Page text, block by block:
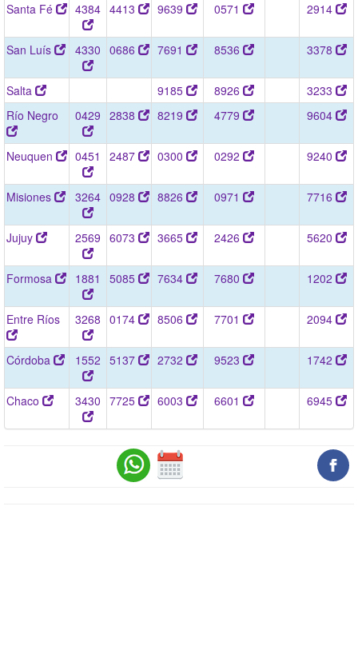
Santa Fé 4384 4413 9639 0571 2914
San Luís 4330 0686 7691 8536 3378
Salta 9185 8926
3233
Río Negro
0429 2838 8219 4779 9604
Neuquen 0451 2487 0300 0292 9240
Misiones 3264 0928 8826 0971 7716
Jujuy 2569 6073 3665 2426 5620
Formosa 1881 5085 7634 7680 1202
Entre Ríos 3268 0174 8506 7701 2094
Córdoba 1552 5137 2732 9523 1742
Chaco 3430 7725 6003 6601 6945